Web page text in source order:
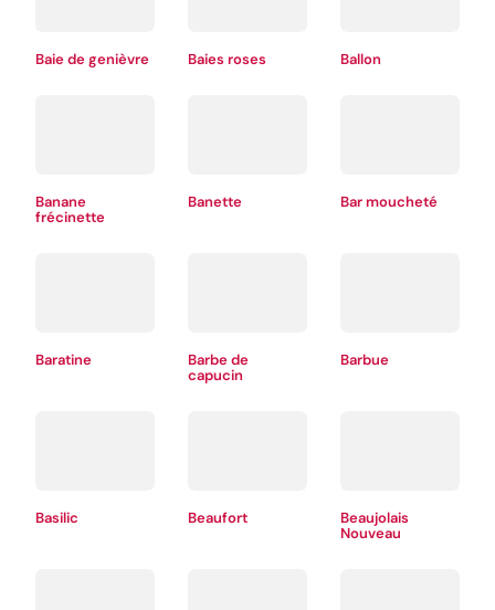
Baie de genièvre Baies roses Ballon
Banane
frécinette
Banette Bar moucheté
Baratine
Barbe de
capucin
Barbue
Basilic Beaufort
Beaujolais
Nouveau